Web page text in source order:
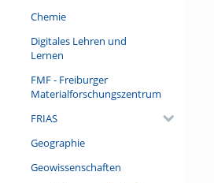
Chemie
Digitales Lehren und
Lernen
FMF - Freiburger
Materialforschungszentrum
FRIAS
Geographie
Geowissenschaften